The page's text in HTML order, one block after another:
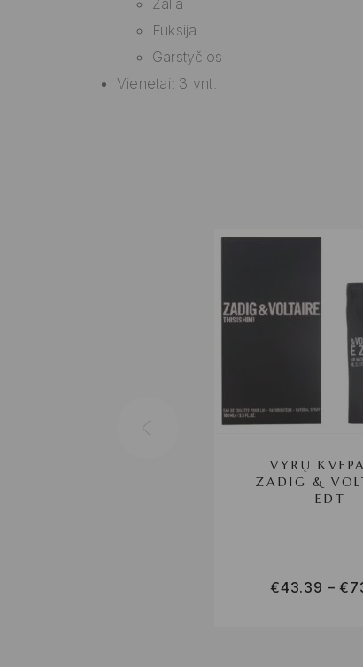
Fuksija
Garstyčios
Vienetai: 3 vnt.
VYRŲ
ZADIG &
EDT
€43.39 – €